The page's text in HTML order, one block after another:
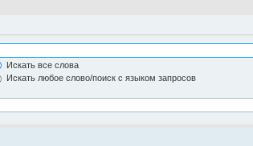
Искать все слова
Искать любое слово/поиск с языком запросов